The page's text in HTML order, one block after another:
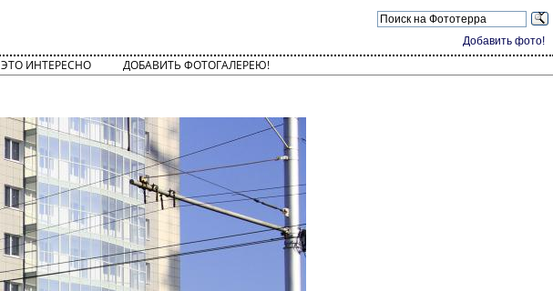
Добавить фото!
ЭТО ИНТЕРЕСНО ДОБАВИТЬ ФОТОГАЛЕРЕЮ!